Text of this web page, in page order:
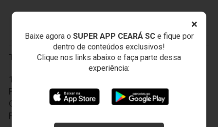
×
Baixe agora o SUPER APP CEARÁ SCe fique por
dentro de conteúdos exclusivos!
Clique nos links abaixo e faça parte dessa
experiência:
Titulares:
1-Getúlio Vargas, 2-Bileu, 3-Flavio Boaventura, 4-
Rogélio e 6-Testone; 5-Edson, 8-Daniel Paulista, 10-
Giovanni Augusto e 11-Erick Flores; 7-Pingo e 9-
Rodrigo Silva.